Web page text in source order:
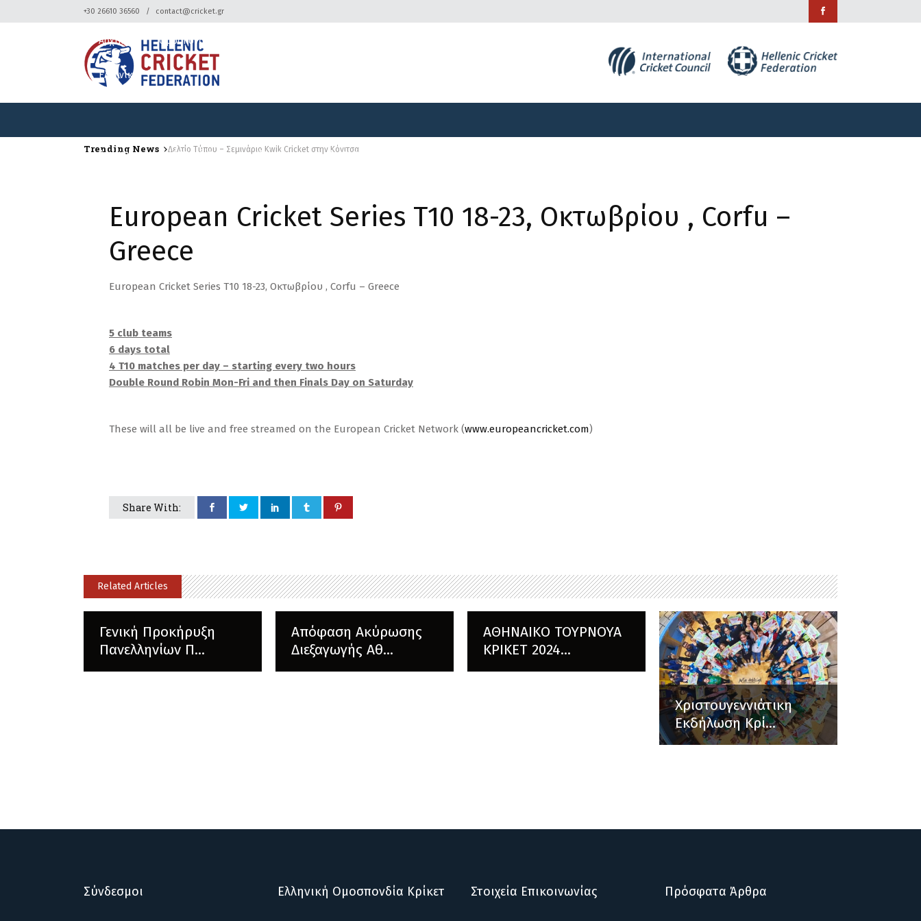
+30 26610 36560 contact@cricket.gr
Αρχική Ομοσπονδία Κρίκετ Διοργανώσεις
Αρχική Ομοσπονδία
Ελληνικά
Trending News Δελτίο Τύπου – Σεμινάριο Kwik Cricket στην Κόνιτσα
Εuropean Cricket Series Τ10 18-23, Οκτωβρίου , Corfu –
Greece
Εuropean Cricket Series Τ10 18-23, Οκτωβρίου , Corfu – Greece
5 club teams
6 days total
4 T10 matches per day – starting every two hours
Double Round Robin Mon-Fri and then Finals Day on Saturday
These will all be live and free streamed on the European Cricket Network (www.europeancricket.com)
Share With:
Related Articles
Γενική Προκήρυξη
Πανελληνίων Π...
Απόφαση Ακύρωσης
Διεξαγωγής Αθ...
ΑΘΗΝΑΙΚΟ ΤΟΥΡΝΟΥΑ
ΚΡΙΚΕΤ 2024...
Χριστουγεννιάτικη
Εκδήλωση Κρί...
Σύνδεσμοι Ελληνική Ομοσπονδία Κρίκετ Στοιχεία Επικοινωνίας Πρόσφατα Άρθρα